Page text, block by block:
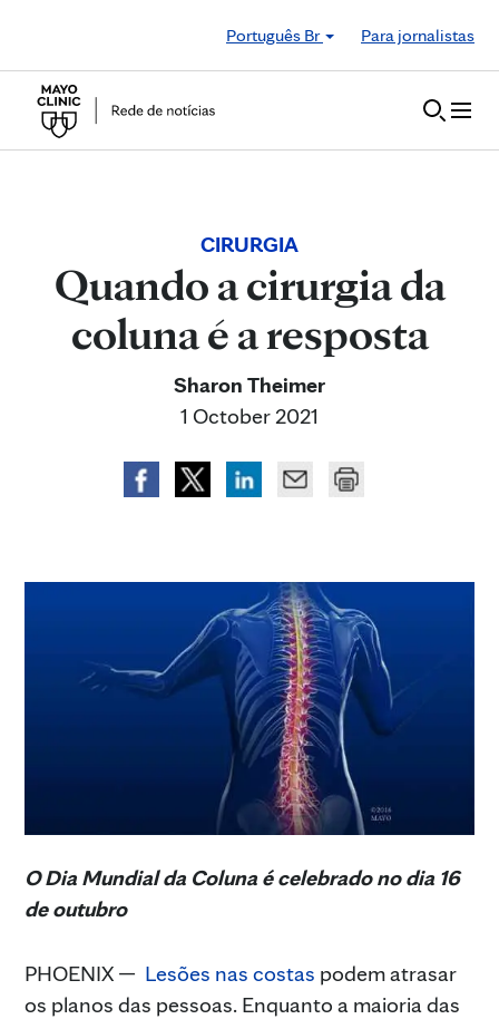
Português Br
Para jornalistas
CIRURGIA
Quando a cirurgia da
coluna é a resposta
Sharon Theimer
1 October 2021
O Dia Mundial da Coluna é celebrado no dia 16
de outubro
PHOENIX — Lesões nas costas podem atrasar
os planos das pessoas. Enquanto a maioria das